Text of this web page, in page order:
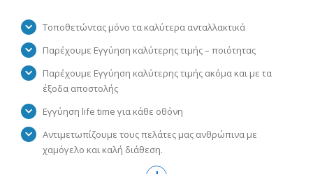
Τοποθετώντας μόνο τα καλύτερα ανταλλακτικά
Παρέχουμε Εγγύηση καλύτερης τιμής – ποιότητας
Παρέχουμε Εγγύηση καλύτερης τιμής ακόμα και με τα
έξοδα αποστολής
Εγγύηση life time για κάθε οθόνη
Αντιμετωπίζουμε τους πελάτες μας ανθρώπινα με
χαμόγελο και καλή διάθεση.